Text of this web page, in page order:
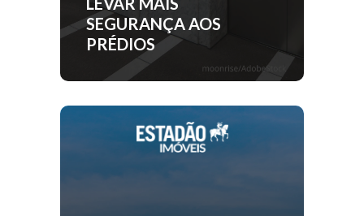
SEGURANÇA AOS
PRÉDIOS